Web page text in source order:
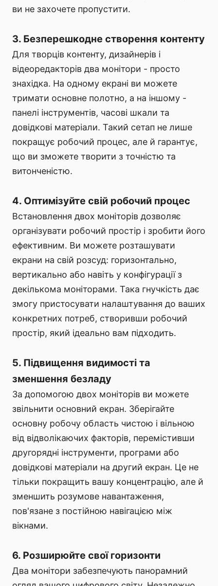
ви не захочете пропустити.
3. Безперешкодне створення контенту
Для творців контенту, дизайнерів і
відеоредакторів два монітори - просто
знахідка. На одному екрані ви можете
тримати основне полотно, а на іншому -
панелі інструментів, часові шкали та
довідкові матеріали. Такий сетап не лише
покращує робочий процес, але й гарантує,
що ви зможете творити з точністю та
витонченістю.
4. Оптимізуйте свій робочий процес
Встановлення двох моніторів дозволяє
організувати робочий простір і зробити його
ефективним. Ви можете розташувати
екрани на свій розсуд: горизонтально,
вертикально або навіть у конфігурації з
декількома моніторами. Така гнучкість дає
змогу пристосувати налаштування до ваших
конкретних потреб, створивши робочий
простір, який ідеально вам підходить.
5. Підвищення видимості та
зменшення безладу
За допомогою двох моніторів ви можете
звільнити основний екран. Зберігайте
основну робочу область чистою і вільною
від відволікаючих факторів, перемістивши
другорядні інструменти, програми або
довідкові матеріали на другий екран. Це не
тільки покращить вашу концентрацію, але й
зменшить розумове навантаження,
пов'язане з постійною навігацією між
вікнами.
6. Розширюйте свої горизонти
Два монітори забезпечують панорамний